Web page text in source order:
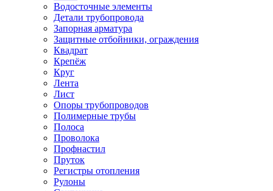
Водосточные элементы
Детали трубопровода
Запорная арматура
Защитные отбойники, ограждения
Квадрат
Крепёж
Круг
Лента
Лист
Опоры трубопроводов
Полимерные трубы
Полоса
Проволока
Профнастил
Пруток
Регистры отопления
Рулоны